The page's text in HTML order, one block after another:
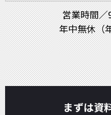
営業時間
年中無休（
まずは資